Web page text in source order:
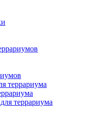
террариума
террариума